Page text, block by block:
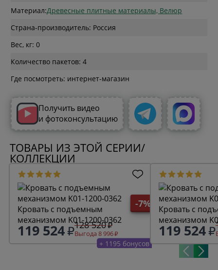
Материал:Древесные плитные материалы, Велюр
Страна-производитель: Россия
Вес, кг: 0
Количество пакетов: 4
Где посмотреть: интернет-магазин
Получить видео
и фотоконсультацию
ТОВАРЫ ИЗ ЭТОЙ СЕРИИ/
КОЛЛЕКЦИИ
-7%
Кровать с подъемным
механизмом K01-1200-0362
119 524 128 520
Выгода 8 996
+ 1195 бонусов
Кровать с
механизмом
119 524